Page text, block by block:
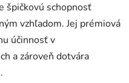
špičkovú schopnosť
vzhľadom. Jej prémiová
účinnosť v
a zároveň dotvára